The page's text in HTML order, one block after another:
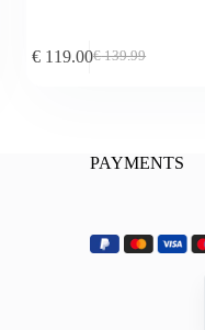
€139.99
Original
€ 119.00Current
PAYMENTS